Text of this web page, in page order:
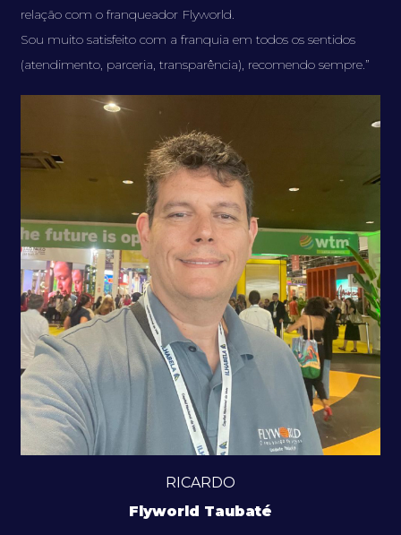
relação com o franqueador Flyworld.
Sou muito satisfeito com a franquia em todos os sentidos
(atendimento, parceria, transparência), recomendo sempre.”
RICARDO
Flyworld Taubaté